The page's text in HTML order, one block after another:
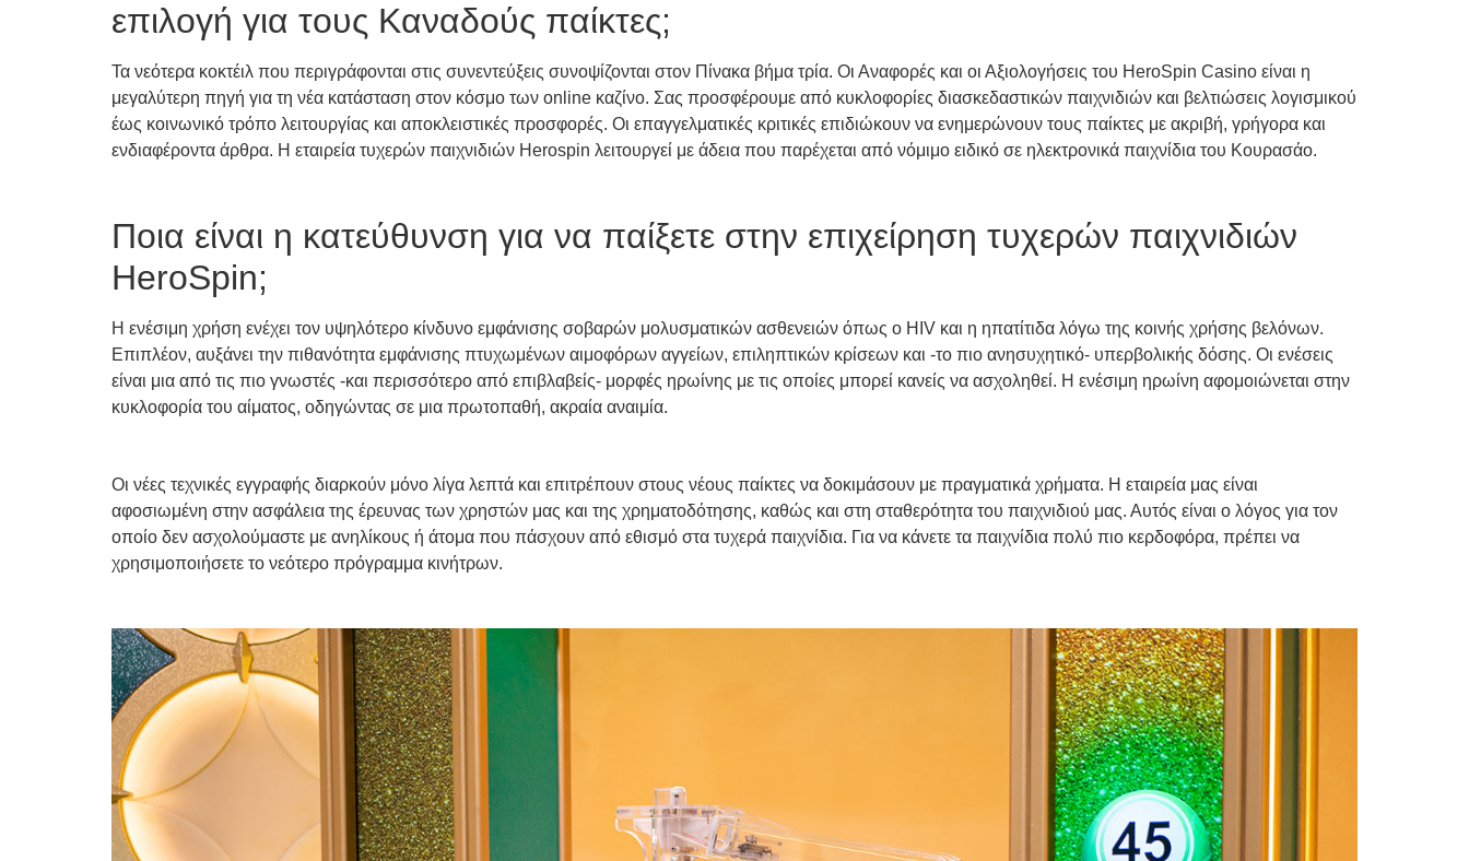
επιλογή για τους Καναδούς παίκτες;
Τα νεότερα κοκτέιλ που περιγράφονται στις συνεντεύξεις συνοψίζονται στον Πίνακα βήμα τρία. Οι Αναφορές και οι Αξιολογήσεις του HeroSpin Casino είναι η
μεγαλύτερη πηγή για τη νέα κατάσταση στον κόσμο των online καζίνο. Σας προσφέρουμε από κυκλοφορίες διασκεδαστικών παιχνιδιών και βελτιώσεις λογισμικού
έως κοινωνικό τρόπο λειτουργίας και αποκλειστικές προσφορές. Οι επαγγελματικές κριτικές επιδιώκουν να ενημερώνουν τους παίκτες με ακριβή, γρήγορα και
ενδιαφέροντα άρθρα. Η εταιρεία τυχερών παιχνιδιών Herospin λειτουργεί με άδεια που παρέχεται από νόμιμο ειδικό σε ηλεκτρονικά παιχνίδια του Κουρασάο.
Ποια είναι η κατεύθυνση για να παίξετε στην επιχείρηση τυχερών παιχνιδιών
HeroSpin;
Η ενέσιμη χρήση ενέχει τον υψηλότερο κίνδυνο εμφάνισης σοβαρών μολυσματικών ασθενειών όπως ο HIV και η ηπατίτιδα λόγω της κοινής χρήσης βελόνων.
Επιπλέον, αυξάνει την πιθανότητα εμφάνισης πτυχωμένων αιμοφόρων αγγείων, επιληπτικών κρίσεων και -το πιο ανησυχητικό- υπερβολικής δόσης. Οι ενέσεις
είναι μια από τις πιο γνωστές -και περισσότερο από επιβλαβείς- μορφές ηρωίνης με τις οποίες μπορεί κανείς να ασχοληθεί. Η ενέσιμη ηρωίνη αφομοιώνεται στην
κυκλοφορία του αίματος, οδηγώντας σε μια πρωτοπαθή, ακραία αναιμία.
Οι νέες τεχνικές εγγραφής διαρκούν μόνο λίγα λεπτά και επιτρέπουν στους νέους παίκτες να δοκιμάσουν με πραγματικά χρήματα. Η εταιρεία μας είναι
αφοσιωμένη στην ασφάλεια της έρευνας των χρηστών μας και της χρηματοδότησης, καθώς και στη σταθερότητα του παιχνιδιού μας. Αυτός είναι ο λόγος για τον
οποίο δεν ασχολούμαστε με ανηλίκους ή άτομα που πάσχουν από εθισμό στα τυχερά παιχνίδια. Για να κάνετε τα παιχνίδια πολύ πιο κερδοφόρα, πρέπει να
χρησιμοποιήσετε το νεότερο πρόγραμμα κινήτρων.